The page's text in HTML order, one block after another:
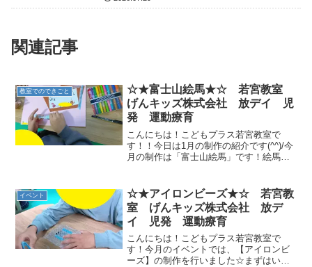
関連記事
教室でのできごと
☆★富士山絵馬★☆ 若宮教室
げんキッズ株式会社 放デイ 児
発 運動療育
こんにちは！こどもプラス若宮教室で
す！！今日は1月の制作の紹介です(^^)/今
月の制作は「富士山絵馬」です！絵馬に
士山をはり絵をかいたら完成！みんない
ろいろなお願い事を...
イベント
☆★アイロンビーズ★☆ 若宮教
室 げんキッズ株式会社 放デ
イ 児発 運動療育
こんにちは！こどもプラス若宮教室で
す！今月のイベントでは、【アイロンビ
ーズ】の制作を行いました☆まずはいつ